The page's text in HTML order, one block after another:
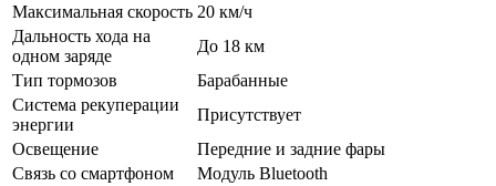
Максимальная скорость 20 км/ч
Дальность хода на
одном заряде
До 18 км
Тип тормозов
Барабанные
Система рекуперации
энергии
Присутствует
Освещение
Передние и задние фары
Связь со смартфоном
Модуль Bluetooth